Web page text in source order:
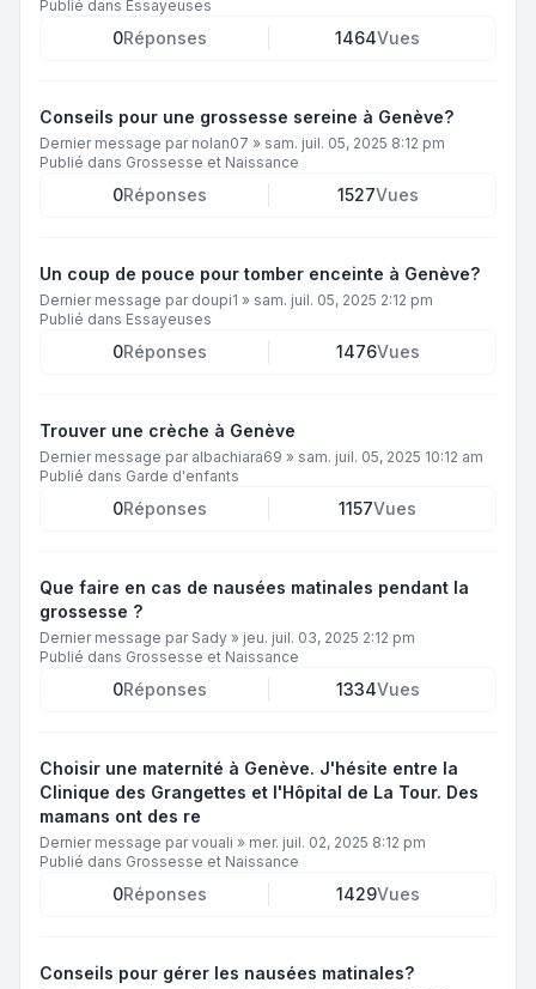
Publié dans Essayeuses
0Réponses 1464Vues
Conseils pour une grossesse sereine à Genève?
Dernier message par nolan07 » sam. juil. 05, 2025 8:12 pm
Publié dans Grossesse et Naissance
0Réponses 1527Vues
Un coup de pouce pour tomber enceinte à Genève?
Dernier message par doupi1 » sam. juil. 05, 2025 2:12 pm
Publié dans Essayeuses
0Réponses 1476Vues
Trouver une crèche à Genève
Dernier message par albachiara69 » sam. juil. 05, 2025 10:12 am
Publié dans Garde d'enfants
0Réponses 1157Vues
Que faire en cas de nausées matinales pendant la
grossesse ?
Dernier message par Sady » jeu. juil. 03, 2025 2:12 pm
Publié dans Grossesse et Naissance
0Réponses 1334Vues
Choisir une maternité à Genève. J'hésite entre la
Clinique des Grangettes et l'Hôpital de La Tour. Des
mamans ont des re
Dernier message parvouali » mer. juil. 02, 2025 8:12 pm
Publié dans Grossesse et Naissance
0Réponses 1429Vues
Conseils pour gérer les nausées matinales?